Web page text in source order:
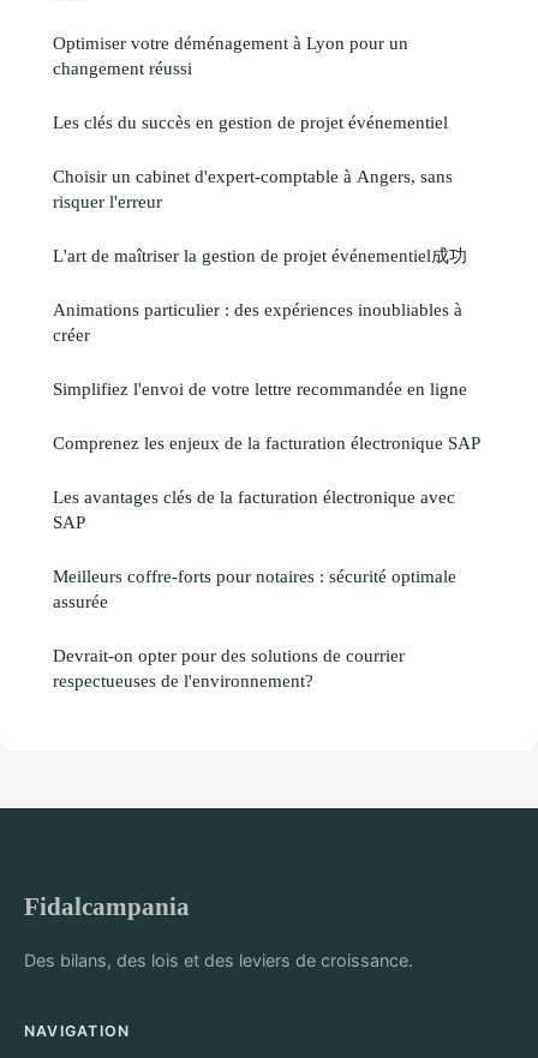
Optimiser votre déménagement à Lyon pour un
changement réussi
Les clés du succès en gestion de projet événementiel
Choisir un cabinet d'expert-comptable à Angers, sans
risquer l'erreur
L'art de maîtriser la gestion de projet événementiel成功
Animations particulier : des expériences inoubliables à
créer
Simplifiez l'envoi de votre lettre recommandée en ligne
Comprenez les enjeux de la facturation électronique SAP
Les avantages clés de la facturation électronique avec
SAP
Meilleurs coffre-forts pour notaires : sécurité optimale
assurée
Devrait-on opter pour des solutions de courrier
respectueuses de l'environnement?
Fidalcampania
Des bilans, des lois et des leviers de croissance.
NAVIGATION